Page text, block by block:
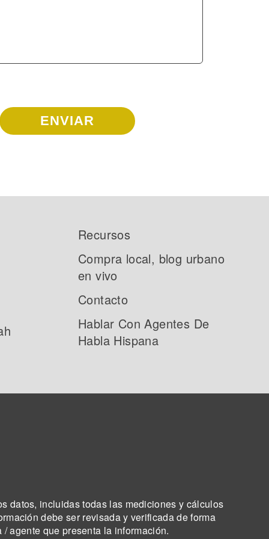
Recursos
Compra local, blog urbano
en vivo
Contacto
Hablar Con Agentes De
Habla Hispana
datos, incluidas todas las mediciones y cálculos
debe ser revisada y verificada de forma
agente que presenta la información.